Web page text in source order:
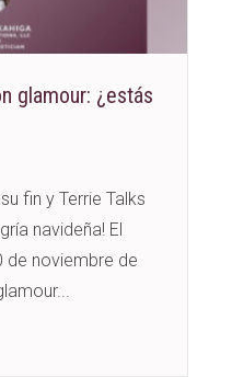
glamour: ¿estás
fin y Terrie Talks
navideña! El
de noviembre de